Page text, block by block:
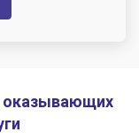
оказывающих